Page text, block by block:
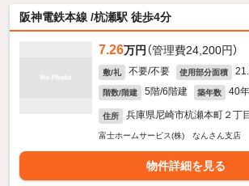
阪神電鉄本線 /杭瀬駅 徒歩4分
7.26万円 （管理費24,200円）
敷/礼 不要/不要 使用部分面積
階数/階建 5階/6階建 築年数 40
住所 兵庫県尼崎市杭瀬本町２丁目
富士ホームサービス(株) なんさん支店
物件詳細を見る